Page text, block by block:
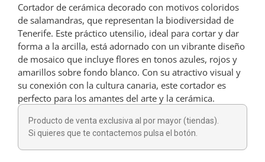
Cucharones
Dedales
Imanes
Cortador de cerámica decorado con motivos coloridos
de salamandras, que representan la biodiversidad de
Tenerife. Este práctico utensilio, ideal para cortar y dar
forma a la arcilla, está adornado con un vibrante diseño
de mosaico que incluye flores en tonos azules, rojos y
amarillos sobre fondo blanco. Con su atractivo visual y
su conexión con la cultura canaria, este cortador es
perfecto para los amantes del arte y la cerámica.
Producto de venta exclusiva al por mayor (tiendas).
Si quieres que te contactemos pulsa el botón.